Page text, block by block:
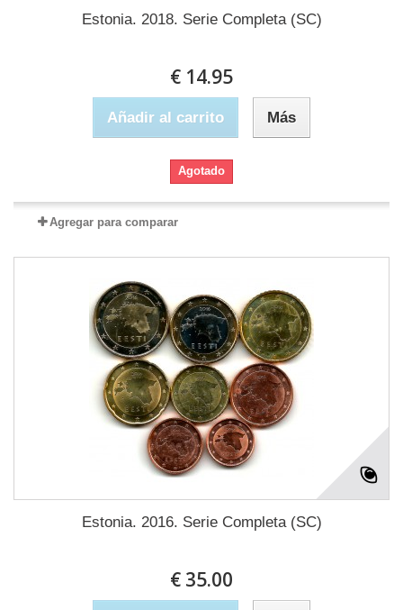
Estonia. 2018. Serie Completa (SC)
€ 14.95
Añadir al carrito Más
Agotado
Agregar para comparar
Estonia. 2016. Serie Completa (SC)
€ 35.00